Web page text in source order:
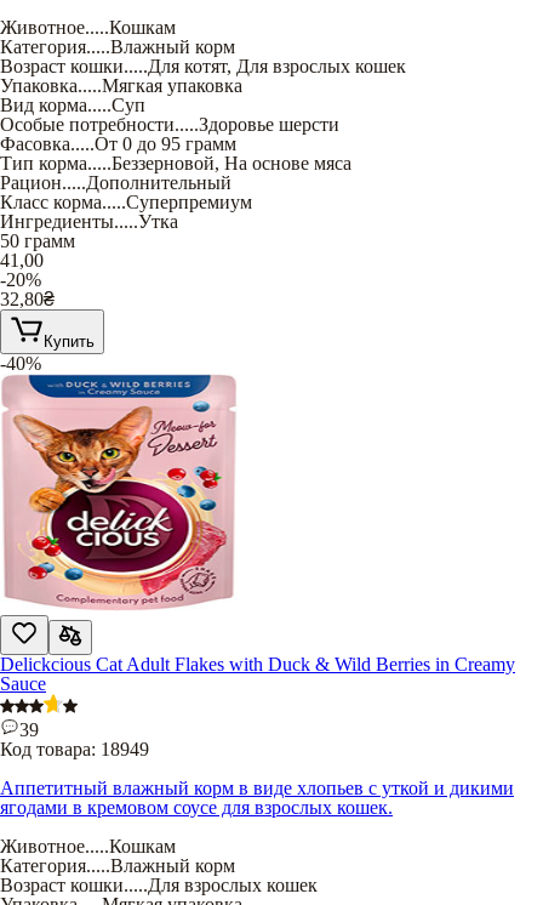
Животное.....Кошкам
Категория.....Влажный корм
Возраст кошки.....Для котят, Для взрослых кошек
Упаковка.....Мягкая упаковка
Вид корма.....Суп
Особые потребности.....Здоровье шерсти
Фасовка.....От 0 до 95 грамм
Тип корма.....Беззерновой, На основе мяса
Рацион.....Дополнительный
Класс корма.....Суперпремиум
Ингредиенты.....Утка
50 грамм
41,00
-20%
32,80₴
Купить
-40%
Delickcious Cat Adult Flakes with Duck & Wild Berries in Creamy
Sauce
39
Код товара: 18949
Аппетитный влажный корм в виде хлопьев с уткой и дикими
ягодами в кремовом соусе для взрослых кошек.
Животное.....Кошкам
Категория.....Влажный корм
Возраст кошки.....Для взрослых кошек